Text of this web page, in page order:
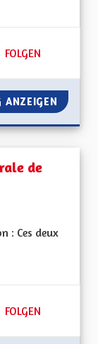
50 FOLLOWER
FOLGEN
AMÉLIORER LES
ANZEIGEN
de
: Ces deux
52 FOLLOWER
FOLGEN
ECOMUSÉE